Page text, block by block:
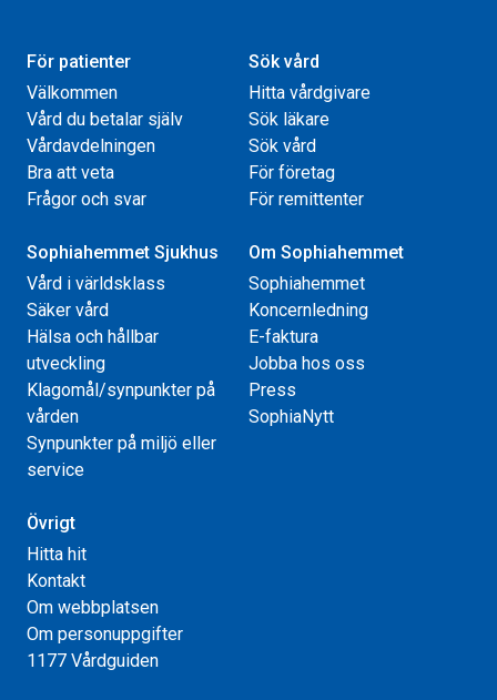
För patienter
Välkommen
Vård du betalar själv
Vårdavdelningen
Bra att veta
Frågor och svar
Sök vård
Hitta vårdgivare
Sök läkare
Sök vård
För företag
För remittenter
Sophiahemmet Sjukhus
Vård i världsklass
Säker vård
Hälsa och hållbar
utveckling
Klagomål/synpunkter på
vården
Synpunkter på miljö eller
service
Om Sophiahemmet
Sophiahemmet
Koncernledning
E-faktura
Jobba hos oss
Press
SophiaNytt
Övrigt
Hitta hit
Kontakt
Om webbplatsen
Om personuppgifter
1177 Vårdguiden